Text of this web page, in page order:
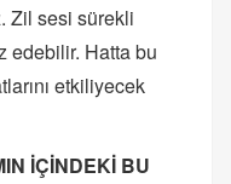
Zil sesi sürekli
edebilir. Hatta bu
etkiliyecek
İÇİNDEKİ BU